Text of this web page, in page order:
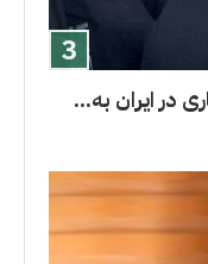
در ایران به...